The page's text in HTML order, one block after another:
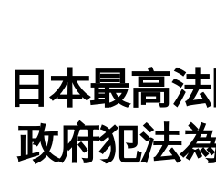
日本最高
政府犯法